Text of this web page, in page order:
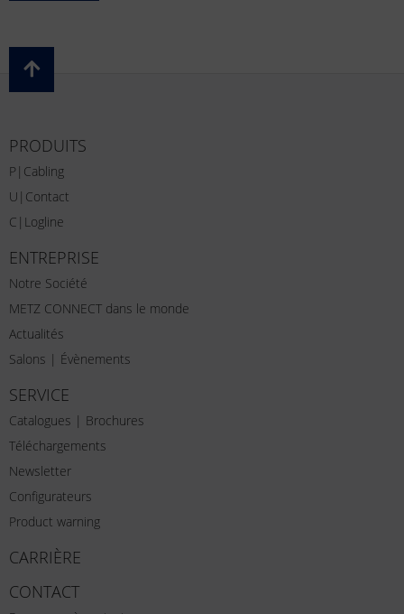
PRODUITS
P|Cabling
U|Contact
C|Logline
ENTREPRISE
Notre Société
METZ CONNECT dans le monde
Actualités
Salons | Évènements
SERVICE
Catalogues | Brochures
Téléchargements
Newsletter
Configurateurs
Product warning
CARRIÈRE
CONTACT